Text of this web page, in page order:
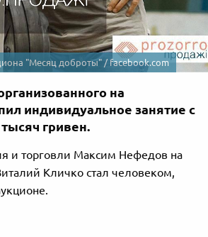
"Месяц доброты" / facebook.com
на
индивидуальное занятие с
гривен.
и торговли Максим Нефедов на
Кличко стал человеком,